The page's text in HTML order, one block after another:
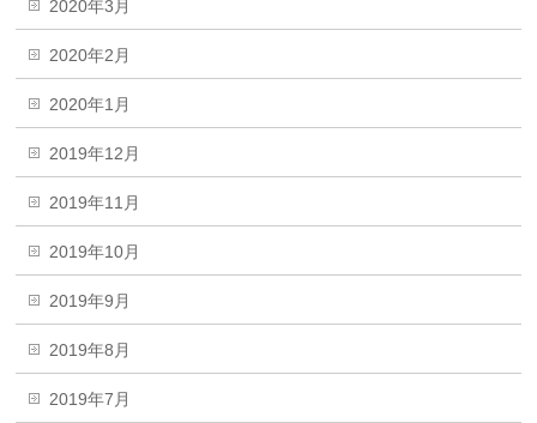
2020年3月
2020年2月
2020年1月
2019年12月
2019年11月
2019年10月
2019年9月
2019年8月
2019年7月